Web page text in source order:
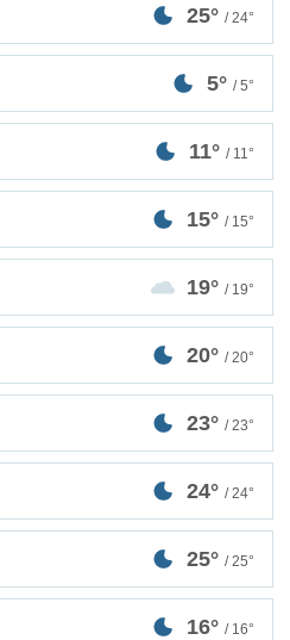
25° / 24°
5° / 5°
11° / 11°
15° / 15°
19° / 19°
20° / 20°
23° / 23°
24° / 24°
25° / 25°
16° / 16°